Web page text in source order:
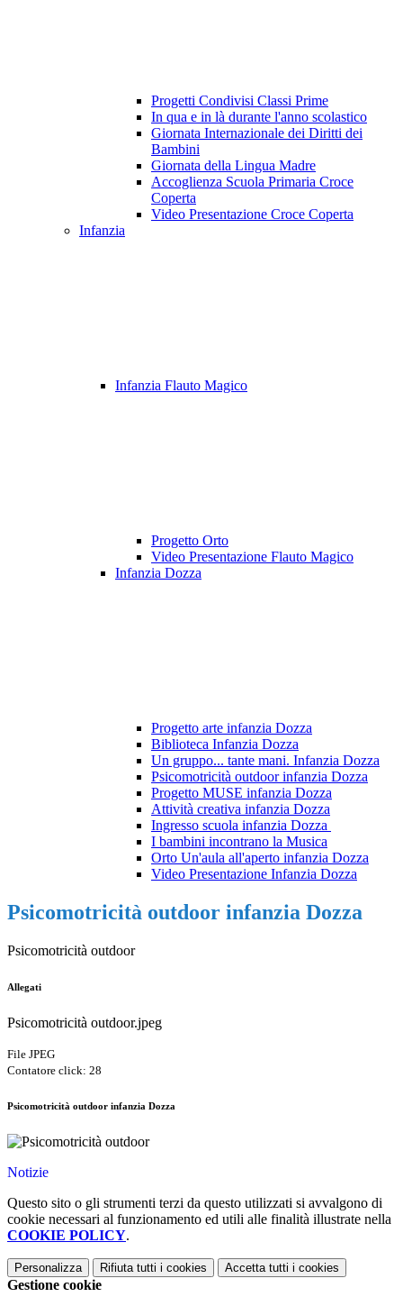
Progetti Condivisi Classi Prime
In qua e in là durante l'anno scolastico
Giornata Internazionale dei Diritti dei
Bambini
Giornata della Lingua Madre
Accoglienza Scuola Primaria Croce
Coperta
Video Presentazione Croce Coperta
Infanzia
Infanzia Flauto Magico
Progetto Orto
Video Presentazione Flauto Magico
Infanzia Dozza
Progetto arte infanzia Dozza
Biblioteca Infanzia Dozza
Un gruppo... tante mani. Infanzia Dozza
Psicomotricità outdoor infanzia Dozza
Progetto MUSE infanzia Dozza
Attività creativa infanzia Dozza
Ingresso scuola infanzia Dozza
I bambini incontrano la Musica
Orto Un'aula all'aperto infanzia Dozza
Video Presentazione Infanzia Dozza
Psicomotricità outdoor infanzia Dozza
Psicomotricità outdoor
Allegati
Psicomotricità outdoor.jpeg
File JPEG
Contatore click: 28
Psicomotricità outdoor infanzia Dozza
Notizie
Questo sito o gli strumenti terzi da questo utilizzati si avvalgono di
cookie necessari al funzionamento ed utili alle finalità illustrate nella
COOKIE POLICY.
Personalizza Rifiuta tutti i cookies Accetta tutti i cookies
Gestione cookie